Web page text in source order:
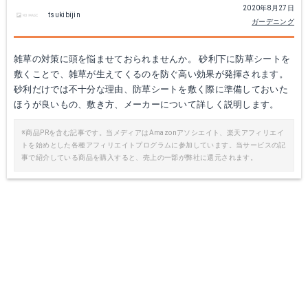
2020年8月27日
ガーデニング
tsukibijin
雑草の対策に頭を悩ませておられませんか。 砂利下に防草シートを
敷くことで、雑草が生えてくるのを防ぐ高い効果が発揮されます。
砂利だけでは不十分な理由、防草シートを敷く際に準備しておいた
ほうが良いもの、敷き方、メーカーについて詳しく説明します。
※商品PRを含む記事です。当メディアはAmazonアソシエイト、楽天アフィリエイ
トを始めとした各種アフィリエイトプログラムに参加しています。当サービスの記
事で紹介している商品を購入すると、売上の一部が弊社に還元されます。